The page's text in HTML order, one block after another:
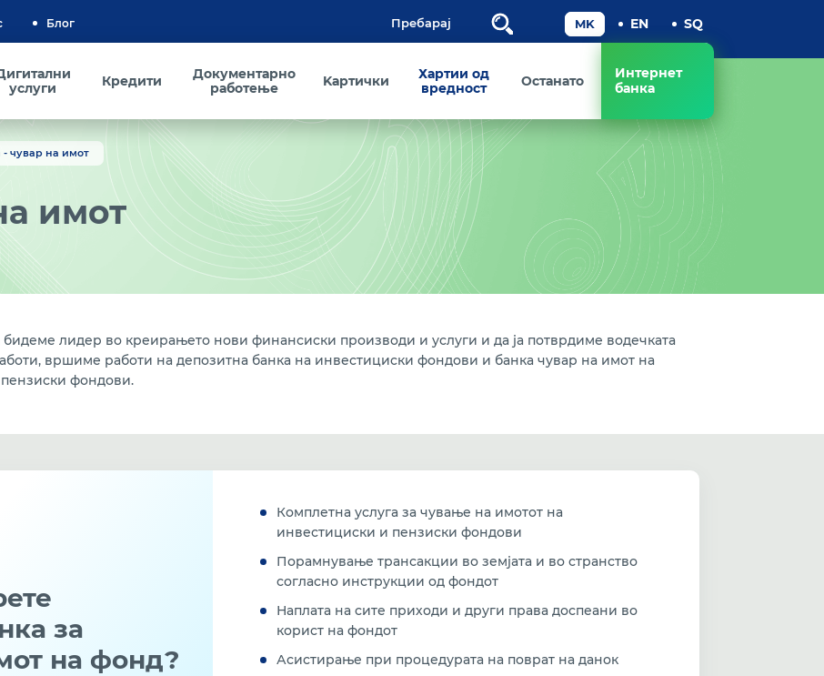
Блог Пребарај
услуги
Кредити
Документарно
работење
Kартички
Хартии од
вредност
Останато
Интернет
банка
- чувар на имот
имот
бидеме лидер во креирањето нови финансиски производи и услуги и да ја потврдиме водечката
вршиме работи на депозитна банка на инвестициски фондови и банка чувар на имот на
фондови.
за
на фонд?
Комплетна услуга за чување на имотот на
инвестициски и пензиски фондови
Порамнување трансакции во земјата и во странство
согласно инструкции од фондот
Наплата на сите приходи и други права доспеани во
корист на фондот
Асистирање при процедурата на поврат на данок